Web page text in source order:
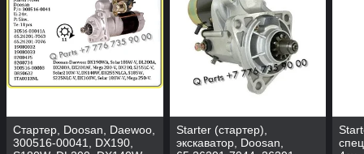
Стартер, Doosan, Daewoo,
300516-00041, DX190,
Starter (стартер),
экскаватор, Doosan,